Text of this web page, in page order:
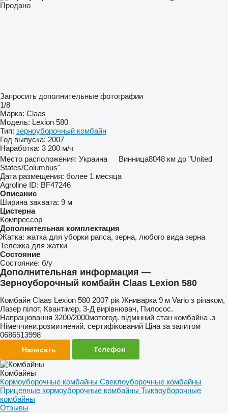
Продано
Запросить дополнительные фотографии
1/8
Марка: Claas
Модель: Lexion 580
Тип: зерноуборочный комбайн
Год выпуска: 2007
Наработка: 3 200 м/ч
Место расположения: Украина Винница8048 км до "United
States/Columbus"
Дата размещения: более 1 месяца
Agroline ID: BF47246
Описание
Ширина захвата: 9 м
Цистерна
Компрессор
Дополнительная комплектация
Жатка: жатка для уборки рапса, зерна, любого вида зерна
Тележка для жатки
Состояние
Состояние: б/у
Дополнительная информация —
Зерноуборочный комбайн Claas Lexion 580
Комбайн Claas Lexion 580 2007 рік Жниварка 9 м Vario з ріпаком,
Лазер пілот, Квантімер, 3-Д вирівнювач, Пилосос.
Напрацювання 3200/2000мотогод. відмінний стан комбайна .з
Німеччини.розмитнений. сертифікований Ціна за запитом
0686513998
Написать Телефон
Комбайны
Кормоуборочные комбайны Свеклоуборочные комбайны
Прицепные кормоуборочные комбайны Тыквоуборочные
комбайны
Отзывы